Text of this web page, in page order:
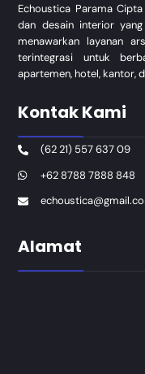
Echoustica Parama
dan desain interior
menawarkan layanan
terintegrasi untuk
apartemen, hotel, kantor,
Kontak Kami
(62 21) 557 637 09
+62 8788 7888 848
Alamat